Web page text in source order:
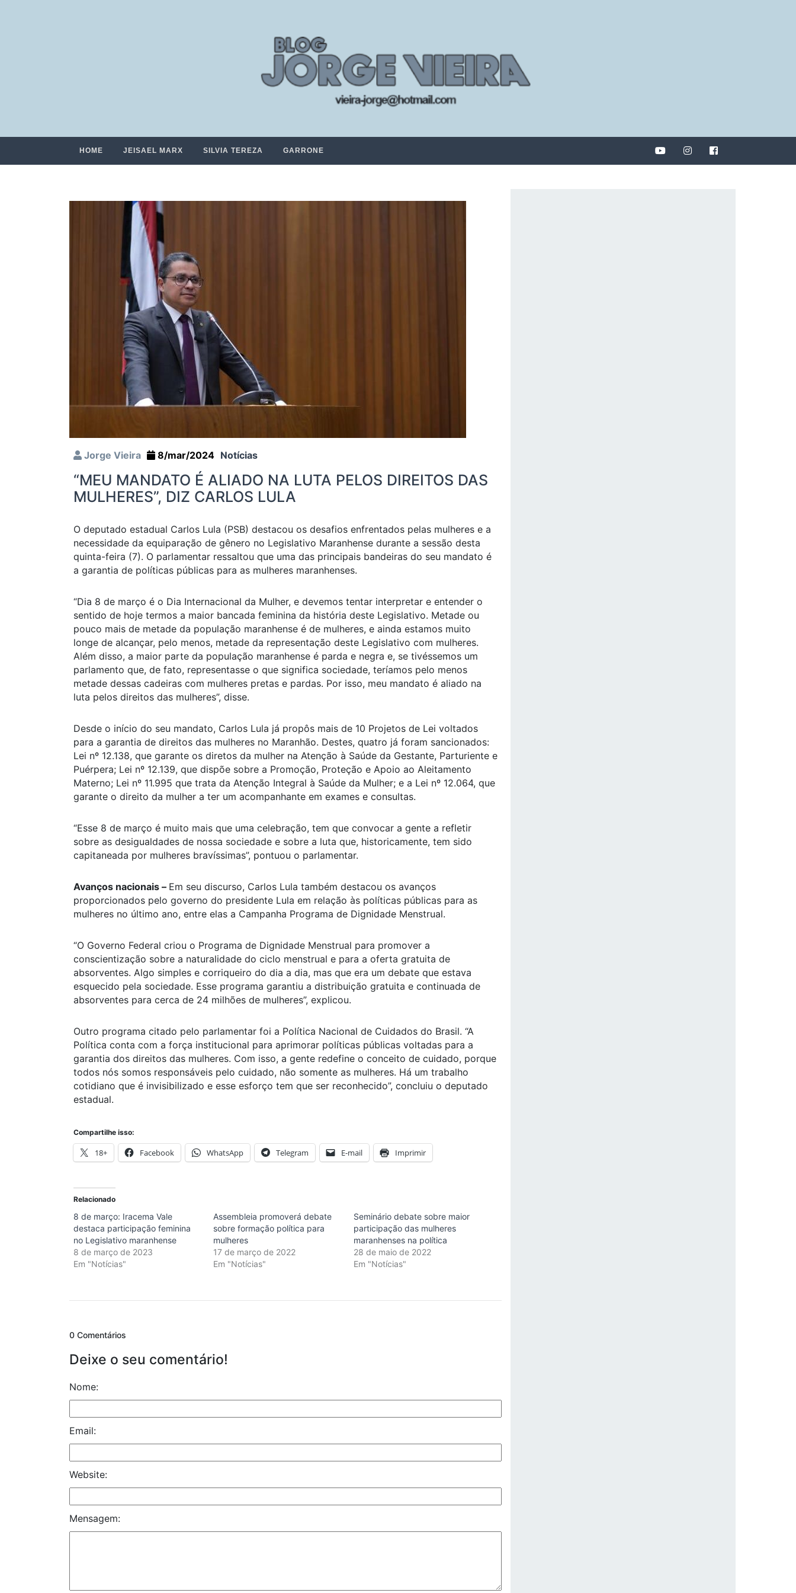
HOME JEISAEL MARX SILVIA TEREZA GARRONE
Jorge Vieira 8/mar/2024 Notícias
“MEU MANDATO É ALIADO NA LUTA PELOS DIREITOS DAS
MULHERES”, DIZ CARLOS LULA
O deputado estadual Carlos Lula (PSB) destacou os desafios enfrentados pelas mulheres e a
necessidade da equiparação de gênero no Legislativo Maranhense durante a sessão desta
quinta-feira (7). O parlamentar ressaltou que uma das principais bandeiras do seu mandato é
a garantia de políticas públicas para as mulheres maranhenses.
“Dia 8 de março é o Dia Internacional da Mulher, e devemos tentar interpretar e entender o
sentido de hoje termos a maior bancada feminina da história deste Legislativo. Metade ou
pouco mais de metade da população maranhense é de mulheres, e ainda estamos muito
longe de alcançar, pelo menos, metade da representação deste Legislativo com mulheres.
Além disso, a maior parte da população maranhense é parda e negra e, se tivéssemos um
parlamento que, de fato, representasse o que significa sociedade, teríamos pelo menos
metade dessas cadeiras com mulheres pretas e pardas. Por isso, meu mandato é aliado na
luta pelos direitos das mulheres”, disse.
Desde o início do seu mandato, Carlos Lula já propôs mais de 10 Projetos de Lei voltados
para a garantia de direitos das mulheres no Maranhão. Destes, quatro já foram sancionados:
Lei nº 12.138, que garante os diretos da mulher na Atenção à Saúde da Gestante, Parturiente e
Puérpera; Lei nº 12.139, que dispõe sobre a Promoção, Proteção e Apoio ao Aleitamento
Materno; Lei nº 11.995 que trata da Atenção Integral à Saúde da Mulher; e a Lei nº 12.064, que
garante o direito da mulher a ter um acompanhante em exames e consultas.
“Esse 8 de março é muito mais que uma celebração, tem que convocar a gente a refletir
sobre as desigualdades de nossa sociedade e sobre a luta que, historicamente, tem sido
capitaneada por mulheres bravíssimas”, pontuou o parlamentar.
Avanços nacionais – Em seu discurso, Carlos Lula também destacou os avanços
proporcionados pelo governo do presidente Lula em relação às políticas públicas para as
mulheres no último ano, entre elas a Campanha Programa de Dignidade Menstrual.
“O Governo Federal criou o Programa de Dignidade Menstrual para promover a
conscientização sobre a naturalidade do ciclo menstrual e para a oferta gratuita de
absorventes. Algo simples e corriqueiro do dia a dia, mas que era um debate que estava
esquecido pela sociedade. Esse programa garantiu a distribuição gratuita e continuada de
absorventes para cerca de 24 milhões de mulheres”, explicou.
Outro programa citado pelo parlamentar foi a Política Nacional de Cuidados do Brasil. “A
Política conta com a força institucional para aprimorar políticas públicas voltadas para a
garantia dos direitos das mulheres. Com isso, a gente redefine o conceito de cuidado, porque
todos nós somos responsáveis pelo cuidado, não somente as mulheres. Há um trabalho
cotidiano que é invisibilizado e esse esforço tem que ser reconhecido”, concluiu o deputado
estadual.
Compartilhe isso:
18+ Facebook WhatsApp Telegram E-mail Imprimir
Relacionado
8 de março: Iracema Vale
destaca participação feminina
no Legislativo maranhense
8 de março de 2023
Em "Notícias"
Assembleia promoverá debate
sobre formação política para
mulheres
17 de março de 2022
Em "Notícias"
Seminário debate sobre maior
participação das mulheres
maranhenses na política
28 de maio de 2022
Em "Notícias"
0 Comentários
Deixe o seu comentário!
Nome:
Email:
Website:
Mensagem: